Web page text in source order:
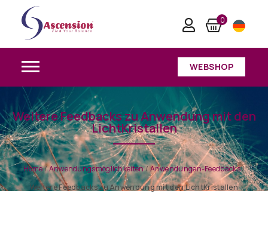
0
WEBSHOP
Weitere Feedbacks zu Anwendung mit den
LichtKristallen
Home/Anwendungsmöglichkeiten/Anwendungen-Feedbacks/
Weitere Feedbacks zu Anwendung mit den LichtKristallen